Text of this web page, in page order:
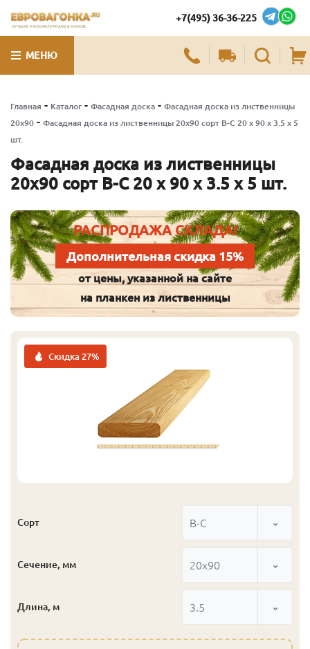
ЛУЧШИЕ ПИЛОМАТЕРИАЛЫ В МОСКВЕ
+7(495) 36-36-225
МЕНЮ
Главная - Каталог - Фасадная доска - Фасадная доска из лиственницы
20х90 - Фасадная доска из лиственницы 20х90 сорт В-С 20 x 90 x 3.5 x 5
шт.
Фасадная доска из лиственницы
20х90 сорт В-С 20 x 90 x 3.5 x 5 шт.
РАСПРОДАЖА СКЛАДА!
Дополнительная скидка 15%
от цены, указанной на сайте
на планкен из лиственницы
Скидка 27%
Сорт В-С
Сечение, мм 20x90
Длина, м 3.5